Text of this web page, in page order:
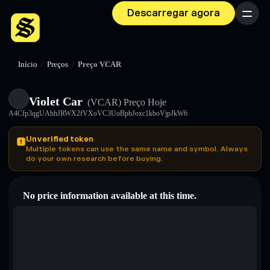
Descarregar agora Menu
Início / Preços / Preço VCAR
Violet Car (VCAR) Preço Hoje
A4Cfp3qgUAhhJRWX2fVXoVC3UoBpbJoxc1kboVjpJkW6
Unverified token
Multiple tokens can use the same name and symbol. Always
do your own research before buying.
No price information available at this time.